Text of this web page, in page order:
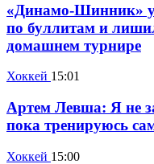
«Динамо-Шинник»
по буллитам и
домашнем турнире
Хоккей 15:01
Артем Левша: Я не
пока тренируюсь
Хоккей 15:00